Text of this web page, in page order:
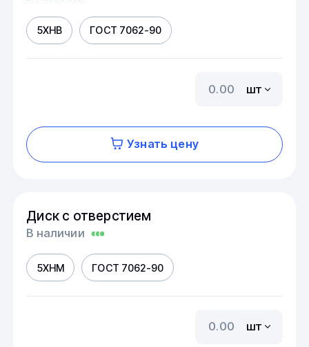
5ХНВ ГОСТ 7062-90
шт
Узнать цену
Диск с отверстием
В наличии
5ХНМ ГОСТ 7062-90
шт